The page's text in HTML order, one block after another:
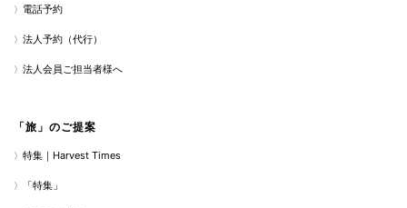
電話予約
法人予約（代行）
法人会員ご担当者様へ
「旅」のご提案
特集｜Harvest Times
「特集」